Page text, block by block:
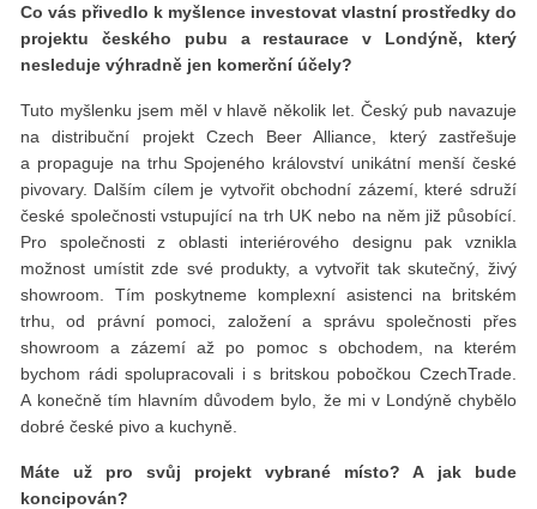
Co vás přivedlo k myšlence investovat vlastní prostředky do
projektu českého pubu a restaurace v Londýně, který
nesleduje výhradně jen komerční účely?
Tuto myšlenku jsem měl v hlavě několik let. Český pub navazuje
na distribuční projekt Czech Beer Alliance, který zastřešuje
a propaguje na trhu Spojeného království unikátní menší české
pivovary. Dalším cílem je vytvořit obchodní zázemí, které sdruží
české společnosti vstupující na trh UK nebo na něm již působící.
Pro společnosti z oblasti interiérového designu pak vznikla
možnost umístit zde své produkty, a vytvořit tak skutečný, živý
showroom. Tím poskytneme komplexní asistenci na britském
trhu, od právní pomoci, založení a správu společnosti přes
showroom a zázemí až po pomoc s obchodem, na kterém
bychom rádi spolupracovali i s britskou pobočkou CzechTrade.
A konečně tím hlavním důvodem bylo, že mi v Londýně chybělo
dobré české pivo a kuchyně.
Máte už pro svůj projekt vybrané místo? A jak bude
koncipován?